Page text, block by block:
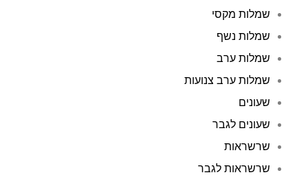
שמלות מקסי
שמלות נשף
שמלות ערב
שמלות ערב צנועות
שעונים
שעונים לגבר
שרשראות
שרשראות לגבר